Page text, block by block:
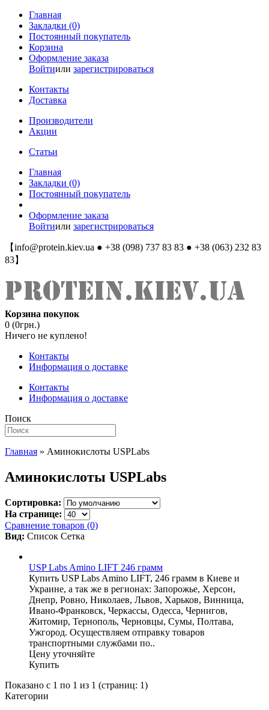
Главная
Закладки (0)
Постоянный покупатель
Корзина
Оформление заказа
Войтиили зарегистрироваться
Контакты
Доставка
Производители
Акции
Статьи
Главная
Закладки (0)
Постоянный покупатель
Оформление заказа
Войтиили зарегистрироваться
【info@protein.kiev.ua ● +38 (098) 737 83 83 ● +38 (063) 232 83
83】
Корзина покупок
0 (0грн.)
Ничего не куплено!
Контакты
Информация о доставке
Контакты
Информация о доставке
Поиск
Главная » Аминокислоты USPLabs
Аминокислоты USPLabs
Сортировка:
На странице:
Сравнение товаров (0)
Вид: Список Сетка
USP Labs Amino LIFT 246 грамм
Купить USP Labs Amino LIFT, 246 грамм в Киеве и
Украине, а так же в регионах: Запорожье, Херсон,
Днепр, Ровно, Николаев, Львов, Харьков, Винница,
Ивано-Франковск, Черкассы, Одесса, Чернигов,
Житомир, Тернополь, Черновцы, Сумы, Полтава,
Ужгород. Осуществляем отправку товаров
транспортными службами по..
Цену уточняйте
Купить
Показано с 1 по 1 из 1 (страниц: 1)
Категории